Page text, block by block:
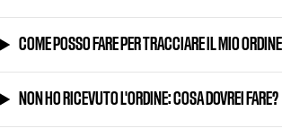
COME POSSO FARE PER TRACCIARE IL MIO
NON HO RICEVUTO L'ORDINE: COSA DOVREI FARE?